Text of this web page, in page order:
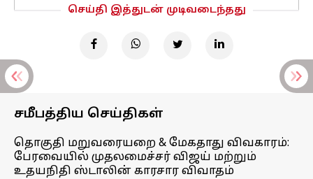
செய்தி இத்துடன் முடிவடைந்தது
சமீபத்திய செய்திகள்
தொகுதி மறுவரையறை & மேகதாது விவகாரம்:
பேரவையில் முதலமைச்சர் விஜய் மற்றும்
உதயநிதி ஸ்டாலின் காரசார விவாதம்